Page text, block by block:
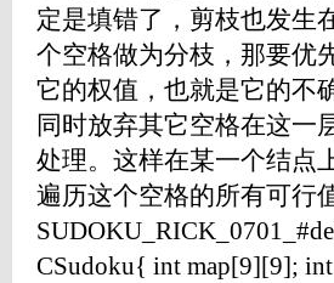
定是填错了，剪枝也发生
个空格做为分枝，那要优
它的权值，也就是它的不
同时放弃其它空格在这一
处理。这样在某一个结点
遍历这个空格的所有可行
CSudoku{ int map[9][9];